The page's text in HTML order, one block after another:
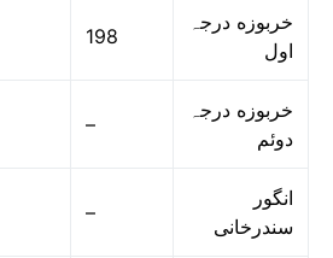
198
خربوزه درجہ
اول
–
خربوزه درجہ
دوئم
–
انگور
سندرخانی